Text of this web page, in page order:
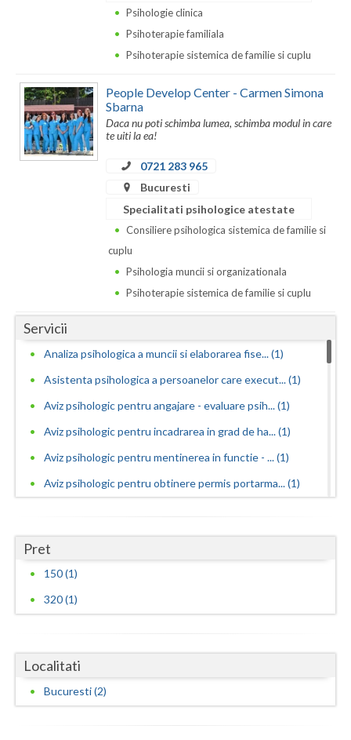
Giurgiu
Gorj
Harghita
Maramures
Mehedinti
Mures
Prahova
Satu-Mare
Sibiu
Suceava
Timis
Tulcea
Psihologie clinica
Psihoterapie familiala
Psihoterapie sistemica de familie si cuplu
People Develop Center - Carmen Simona
Sbarna
Daca nu poti schimba lumea, schimba modul in care
te uiti la ea!
0721 283 965
Bucuresti
Specialitati psihologice atestate
Consiliere psihologica sistemica de familie si
cuplu
Psihologia muncii si organizationala
Psihoterapie sistemica de familie si cuplu
Servicii
Analiza psihologica a muncii si elaborarea fise... (1)
Asistenta psihologica a persoanelor care execut... (1)
Aviz psihologic pentru angajare - evaluare psih... (1)
Aviz psihologic pentru incadrarea in grad de ha... (1)
Aviz psihologic pentru mentinerea in functie - ... (1)
Aviz psihologic pentru obtinere permis portarma... (1)
Aviz psihologic pentru scoala - evaluare psihol... (1)
Aviz psihologic si evaluare clinica la cerere c... (1)
Consiliere psihologica (2)
Consiliere psihologica in vederea reconversiei ... (1)
Consiliere psihologica pentru dezvoltare personala
(1)
Pret
150 (1)
320 (1)
Localitati
Bucuresti (2)